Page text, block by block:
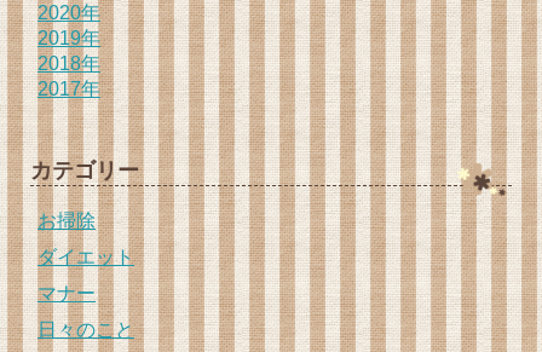
2020年
2019年
2018年
2017年
カテゴリー
お掃除
ダイエット
マナー
日々のこと